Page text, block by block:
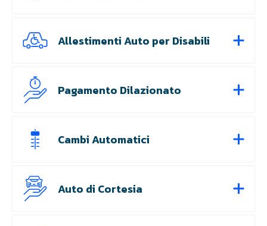
Allestimenti Auto per Disabili
Pagamento Dilazionato
Cambi Automatici
Auto di Cortesia